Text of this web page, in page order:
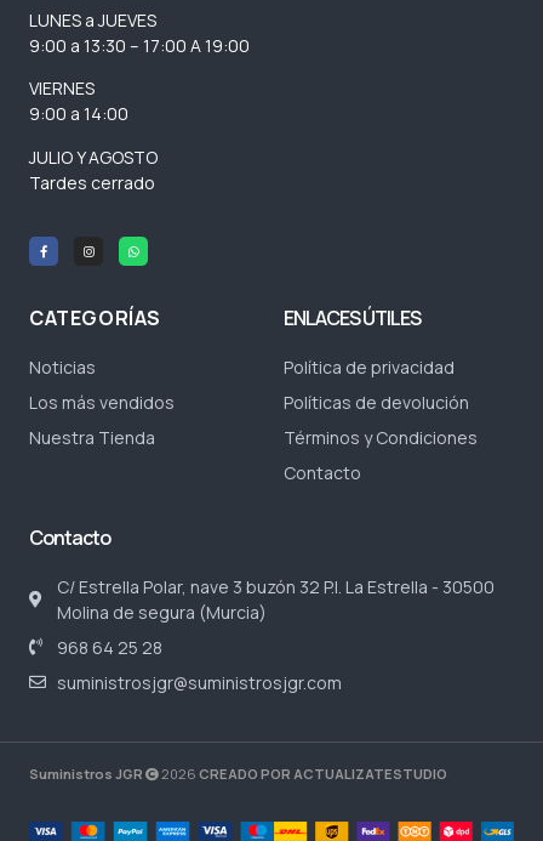
LUNES a JUEVES
9:00 a 13:30 – 17:00 A 19:00
VIERNES
9:00 a 14:00
JULIO Y AGOSTO
Tardes cerrado
CATEGORÍAS
Noticias
Los más vendidos
Nuestra Tienda
ENLACES ÚTILES
Política de privacidad
Políticas de devolución
Términos y Condiciones
Contacto
Contacto
C/ Estrella Polar, nave 3 buzón 32 P.I. La Estrella - 30500
Molina de segura (Murcia)
968 64 25 28
suministrosjgr@suministrosjgr.com
Suministros JGR 2026 CREADO POR ACTUALIZATESTUDIO